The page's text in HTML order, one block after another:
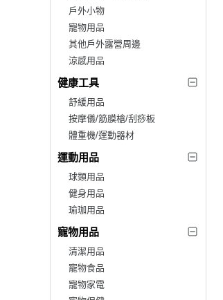
戶外小物
寵物用品
其他戶外露營周邊
涼感用品
健康工具
舒緩用品
按摩儀/筋膜槍/刮痧板
體重機/運動器材
運動用品
球類用品
健身用品
瑜珈用品
寵物用品
清潔用品
寵物食品
寵物家電